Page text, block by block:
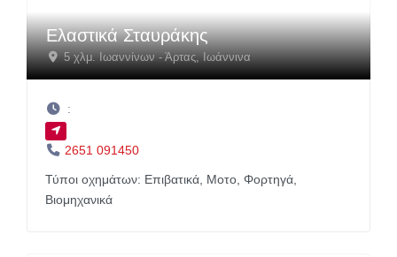
Ελαστικά Σταυράκης
5 χλμ. Ιωαννίνων - Άρτας,Ιωάννινα
:
2651 091450
Τύποι οχημάτων: Επιβατικά, Μοτο, Φορτηγά,
Βιομηχανικά